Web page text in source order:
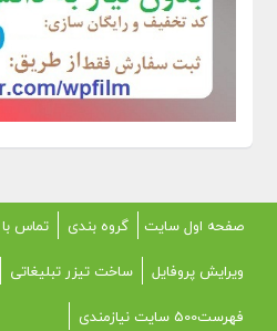
صفحه اول سایت گروه بندی تماس
ویرایش پروفایل
ساخت تیزر تبلیغاتی
فهرست500 سایت نیازمندی